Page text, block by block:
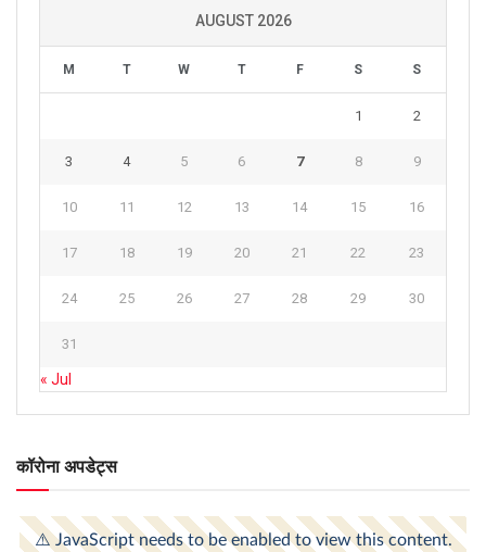
AUGUST 2026
M T W T F S S
1 2
3 4 5 6 7 8 9
10 11 12 13 14 15 16
17 18 19 20 21 22 23
24 25 26 27 28 29 30
31
« Jul
कॉरोना अपडेट्स